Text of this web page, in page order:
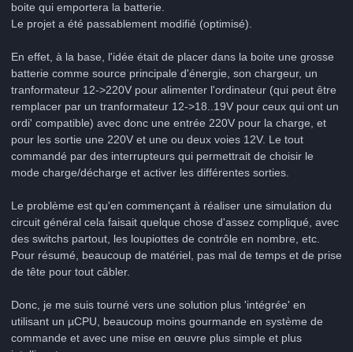
boite qui emportera la batterie.
Le projet a été passablement modifié (optimisé).
En effet, à la base, l'idée était de placer dans la boite une grosse
batterie comme source principale d'énergie, son chargeur, un
tranformateur 12->220V pour alimenter l'ordinateur (qui peut être
remplacer par un tranformateur 12->18..19V pour ceux qui ont un
ordi' compatible) avec donc une entrée 220V pour la charge, et
pour les sortie une 220V et une ou deux voies 12V. Le tout
commandé par des interrupteurs qui permettrait de choisir le
mode charge/décharge et activer les différentes sorties.
Le problème est qu'en commençant à réaliser une simulation du
circuit général cela faisait quelque chose d'assez compliqué, avec
des switchs partout, les loupiottes de contrôle en nombre, etc.
Pour résumé, beaucoup de matériel, pas mal de temps et de prise
de tête pour tout câbler.
Donc, je me suis tourné vers une solution plus 'intégrée' en
utilisant un µCPU, beaucoup moins gourmande en système de
commande et avec une mise en œuvre plus simple et plus